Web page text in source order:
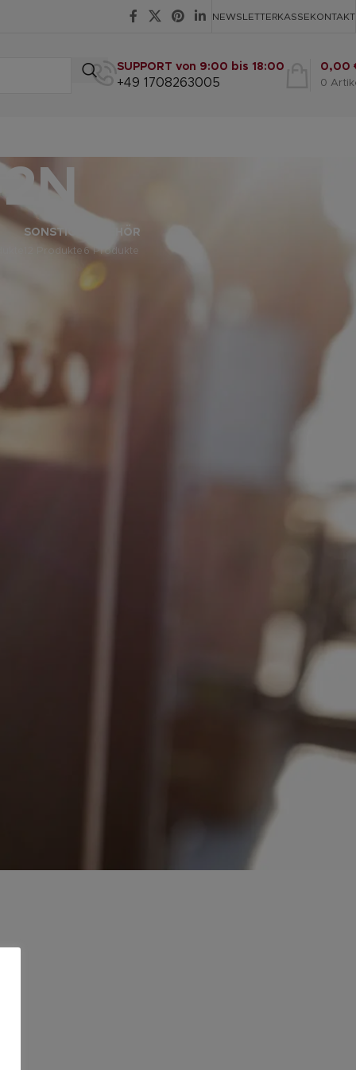
NEWSLETTERKASSEKONTAKT
SUPPORT von 9:00 bis 18:00
+49 1708263005 0
0,00
SONSTIGE
12 Produkte
ZUBEHÖR
6 Produkte